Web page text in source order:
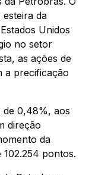
da
Unidos
no setor
as ações de
a precificação
de 0,48%, aos
direção
da
102.254 pontos.